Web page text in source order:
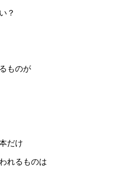
？
ものが
だけ
れるものは